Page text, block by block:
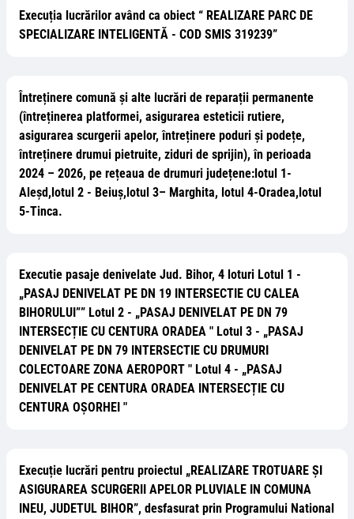
Execuția lucrărilor având ca obiect “ REALIZARE PARC DE
SPECIALIZARE INTELIGENTĂ - COD SMIS 319239”
Întreținere comună și alte lucrări de reparații permanente
(întreținerea platformei, asigurarea esteticii rutiere,
asigurarea scurgerii apelor, întreținere poduri și podețe,
întreținere drumui pietruite, ziduri de sprijin), în perioada
2024 – 2026, pe rețeaua de drumuri județene:lotul 1-
Aleșd,lotul 2 - Beiuș,lotul 3– Marghita, lotul 4-Oradea,lotul
5-Tinca.
Executie pasaje denivelate Jud. Bihor, 4 loturi Lotul 1 -
„PASAJ DENIVELAT PE DN 19 INTERSECTIE CU CALEA
BIHORULUI”” Lotul 2 - „PASAJ DENIVELAT PE DN 79
INTERSECȚIE CU CENTURA ORADEA " Lotul 3 - „PASAJ
DENIVELAT PE DN 79 INTERSECTIE CU DRUMURI
COLECTOARE ZONA AEROPORT " Lotul 4 - „PASAJ
DENIVELAT PE CENTURA ORADEA INTERSECȚIE CU
CENTURA OȘORHEI "
Execuție lucrări pentru proiectul „REALIZARE TROTUARE ȘI
ASIGURAREA SCURGERII APELOR PLUVIALE IN COMUNA
INEU, JUDETUL BIHOR”, desfasurat prin Programului National